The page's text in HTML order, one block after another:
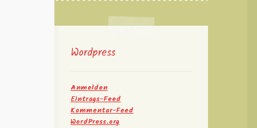
Wordpress
Anmelden
Eintrags-Feed
Kommentar-Feed
WordPress.org